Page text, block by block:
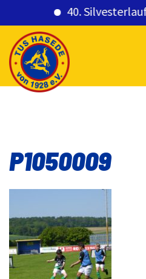
40. Silvesterlauf
content
P1050009